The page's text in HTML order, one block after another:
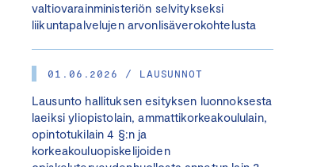
valtiovarainministeriön selvitykseksi
liikuntapalvelujen arvonlisäverokohtelusta
01.06.2026 / LAUSUNNOT
Lausunto hallituksen esityksen luonnoksesta
laeiksi yliopistolain, ammattikorkeakoululain,
opintotukilain 4 §:n ja
korkeakouluopiskelijoiden